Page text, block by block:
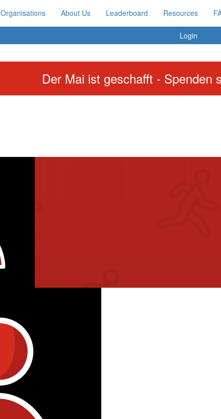
Organisations About Us Leaderboard Resources
Login
Der Mai ist geschafft - Spenden